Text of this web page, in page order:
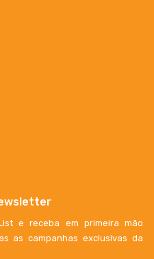
e receba em primeira mão
as campanhas exclusivas da